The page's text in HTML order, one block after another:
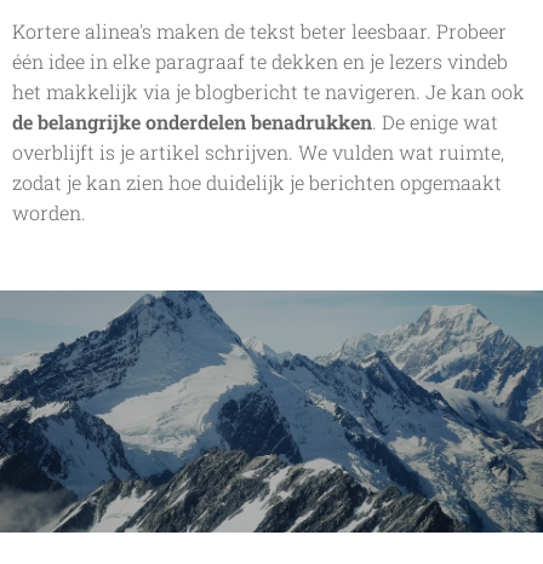
Kortere alinea's maken de tekst beter leesbaar. Probeer
één idee in elke paragraaf te dekken en je lezers vindeb
het makkelijk via je blogbericht te navigeren. Je kan ook
de belangrijke onderdelen benadrukken. De enige wat
overblijft is je artikel schrijven. We vulden wat ruimte,
zodat je kan zien hoe duidelijk je berichten opgemaakt
worden.